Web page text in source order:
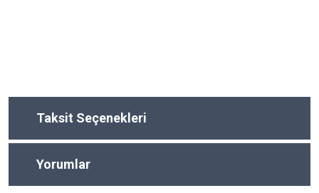
Taksit Seçenekleri
Yorumlar